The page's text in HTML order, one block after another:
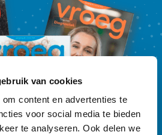
van cookies
content en advertenties te
voor social media te bieden
te analyseren. Ook delen we